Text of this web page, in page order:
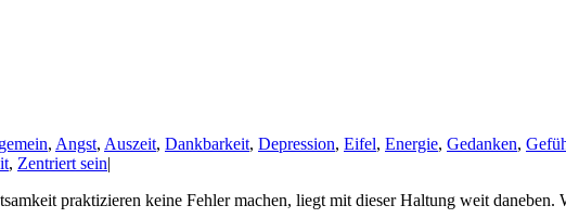
, Angst, Auszeit, Dankbarkeit, Depression, Eifel, Energie, Gedanken,
, Zentriert sein|
praktizieren keine Fehler machen, liegt mit dieser Haltung weit daneben.